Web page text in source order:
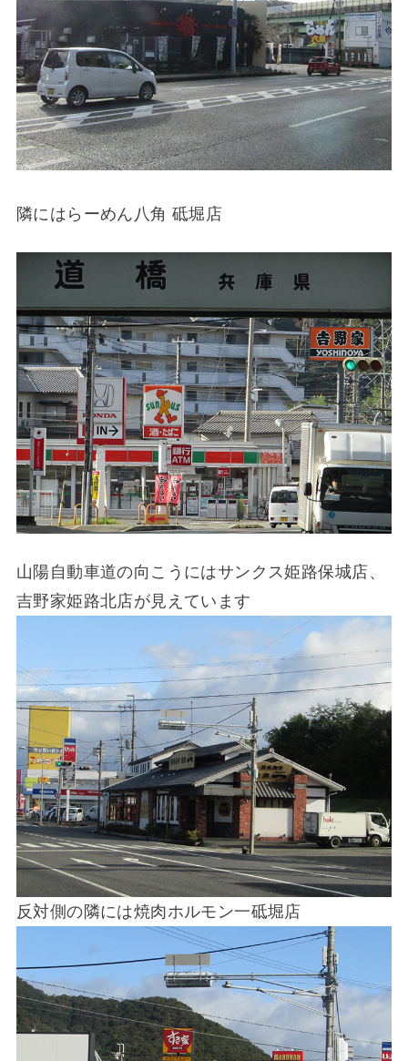
隣にはらーめん八角 砥堀店
山陽自動車道の向こうにはサンクス姫路保城店、
吉野家姫路北店が見えています
反対側の隣には焼肉ホルモン一砥堀店